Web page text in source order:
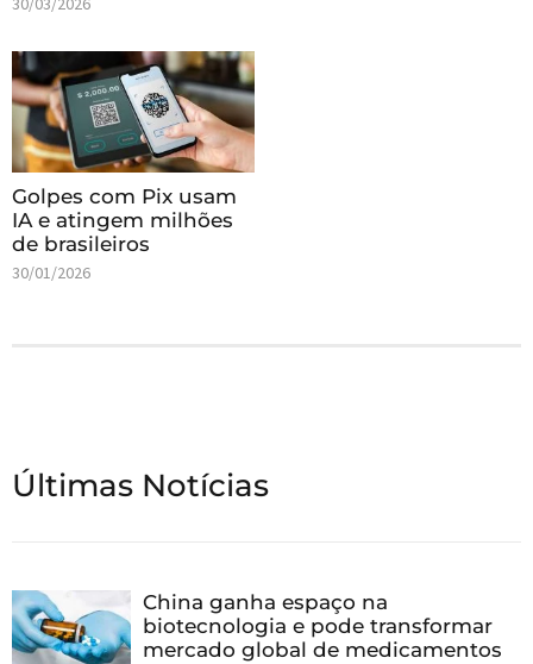
Golpes com Pix usam
IA e atingem milhões
de brasileiros
30/01/2026
Últimas Notícias
China ganha espaço na
biotecnologia e pode transformar
mercado global de medicamentos